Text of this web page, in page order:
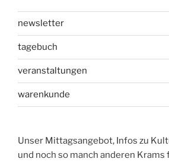
newsletter
tagebuch
veranstaltungen
warenkunde
Unser Mittagsangebot, Infos zu
und noch so manch anderen Krams